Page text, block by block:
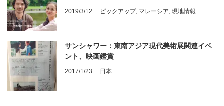
プトラさんインタビュー&絶品朝ごはん
2019/3/12 ピックアップ, マレーシア, 現地情報
サンシャワー：東南アジア現代美術展関連イベ
ント、映画鑑賞
2017/1/23 日本